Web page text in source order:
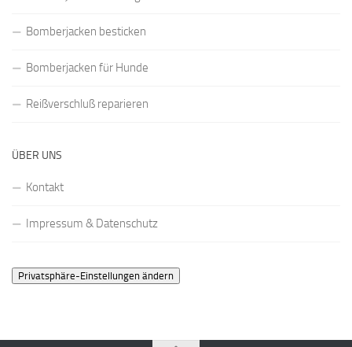
Bomberjacken besticken
Bomberjacken für Hunde
Reißverschluß reparieren
ÜBER UNS
Kontakt
Impressum & Datenschutz
Privatsphäre-Einstellungen ändern